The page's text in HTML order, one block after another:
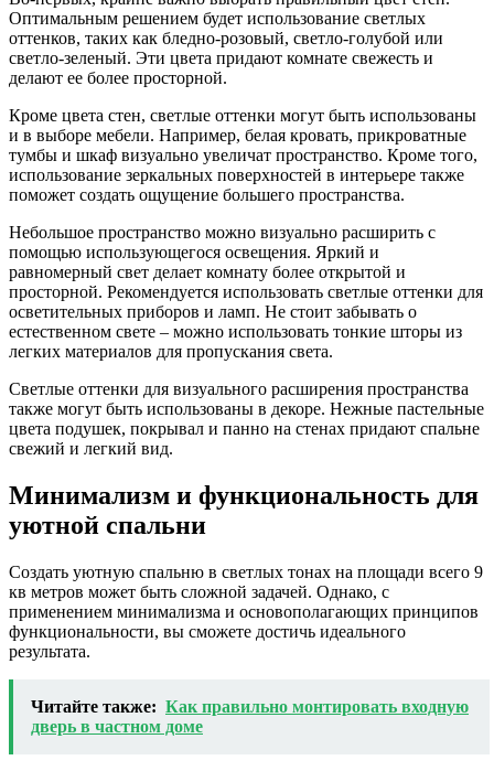
Оптимальным решением будет использование светлых
оттенков, таких как бледно-розовый, светло-голубой или
светло-зеленый. Эти цвета придают комнате свежесть и
делают ее более просторной.
Кроме цвета стен, светлые оттенки могут быть использованы
и в выборе мебели. Например, белая кровать, прикроватные
тумбы и шкаф визуально увеличат пространство. Кроме того,
использование зеркальных поверхностей в интерьере также
поможет создать ощущение большего пространства.
Небольшое пространство можно визуально расширить с
помощью использующегося освещения. Яркий и
равномерный свет делает комнату более открытой и
просторной. Рекомендуется использовать светлые оттенки для
осветительных приборов и ламп. Не стоит забывать о
естественном свете – можно использовать тонкие шторы из
легких материалов для пропускания света.
Светлые оттенки для визуального расширения пространства
также могут быть использованы в декоре. Нежные пастельные
цвета подушек, покрывал и панно на стенах придают спальне
свежий и легкий вид.
Минимализм и функциональность для
уютной спальни
Создать уютную спальню в светлых тонах на площади всего 9
кв метров может быть сложной задачей. Однако, с
применением минимализма и основополагающих принципов
функциональности, вы сможете достичь идеального
результата.
Читайте также: Как правильно монтировать входную
дверь в частном доме